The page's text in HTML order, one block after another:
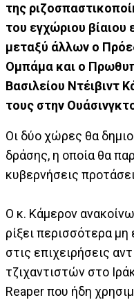
της
του εγχώριου
μεταξύ άλλων ο
Ομπάμα και ο
Βασιλείου Ντέιβιντ
τους στην
Οι δύο χώρες θα
δράσης, η οποία θα
κυβερνήσεις
Ο κ. Κάμερον
ρίξει περισσότερα
στις επιχειρήσεις
τζιχαντιστών στο
Reaper που ήδη